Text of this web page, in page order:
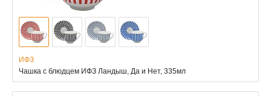
ИФЗ
Чашка с блюдцем ИФЗ Ландыш, Да и Нет, 335мл